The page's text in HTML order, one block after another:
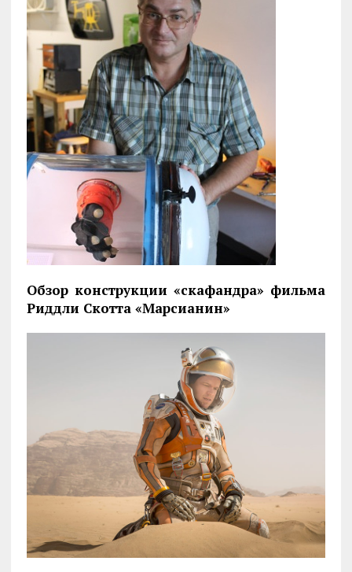
Обзор конструкции «скафандра» фильма
Риддли Скотта «Марсианин»